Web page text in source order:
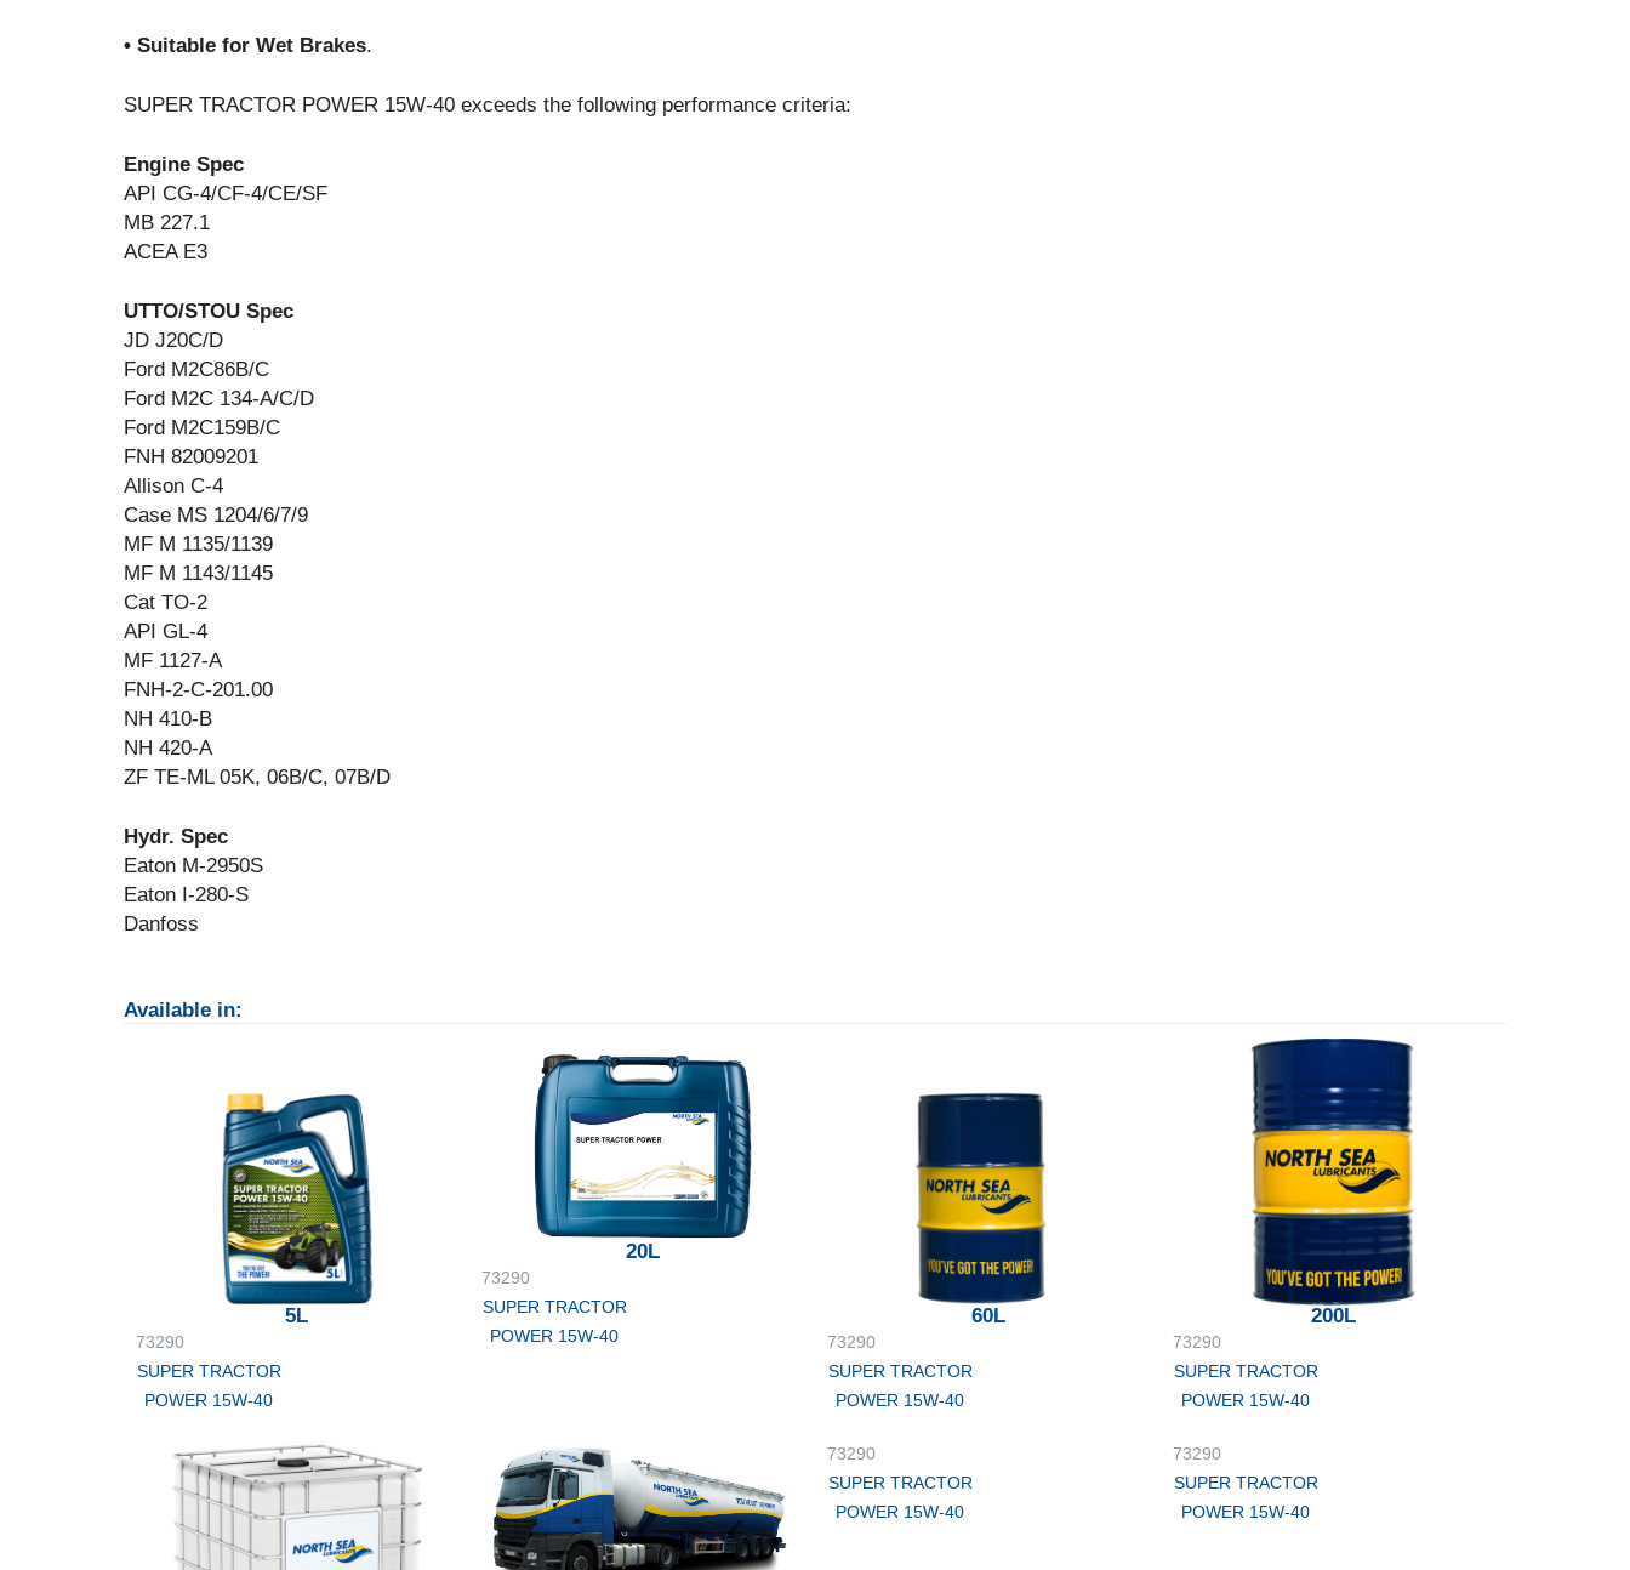
• Suitable for Wet Brakes.
SUPER TRACTOR POWER 15W-40 exceeds the following performance criteria:
Engine Spec
API CG-4/CF-4/CE/SF
MB 227.1
ACEA E3
UTTO/STOU Spec
JD J20C/D
Ford M2C86B/C
Ford M2C 134-A/C/D
Ford M2C159B/C
FNH 82009201
Allison C-4
Case MS 1204/6/7/9
MF M 1135/1139
MF M 1143/1145
Cat TO-2
API GL-4
MF 1127-A
FNH-2-C-201.00
NH 410-B
NH 420-A
ZF TE-ML 05K, 06B/C, 07B/D
Hydr. Spec
Eaton M-2950S
Eaton I-280-S
Danfoss
Available in:
5L
73290
SUPER TRACTOR
POWER 15W-40
20L
73290
SUPER TRACTOR
POWER 15W-40
60L
73290
SUPER TRACTOR
POWER 15W-40
200L
73290
SUPER TRACTOR
POWER 15W-40
73290
SUPER TRACTOR
POWER 15W-40
73290
SUPER TRACTOR
POWER 15W-40